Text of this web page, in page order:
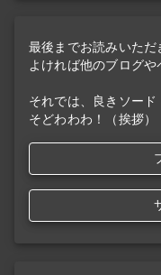
最後までお読みいただ
よければ他のブログや
それでは、良きソード
そどわわわ！（挨拶）